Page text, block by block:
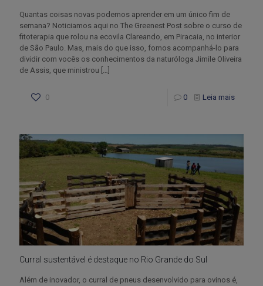
Quantas coisas novas podemos aprender em um único fim de
semana? Noticiamos aqui no The Greenest Post sobre o curso de
fitoterapia que rolou na ecovila Clareando, em Piracaia, no interior
de São Paulo. Mas, mais do que isso, fomos acompanhá-lo para
dividir com vocês os conhecimentos da naturóloga Jimile Oliveira
de Assis, que ministrou […]
0 0 Leia mais
Curral sustentável é destaque no Rio Grande do Sul
Além de inovador, o curral de pneus desenvolvido para ovinos é,